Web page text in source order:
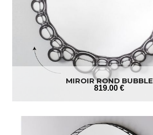
MIROIR ROND BUBBLE
819.00 €